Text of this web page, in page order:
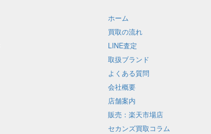
ホーム
買取の流れ
LINE査定
取扱ブランド
よくある質問
会社概要
店舗案内
販売：楽天市場店
セカンズ買取コラム